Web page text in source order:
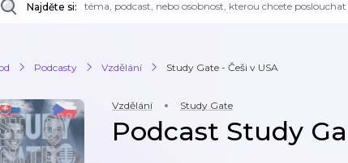
Najděte si:
Podcasty Vzdělání Study Gate - Češi v USA
Vzdělání Study Gate
Podcast Study